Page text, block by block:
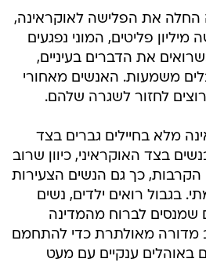
החלה את הפלישה לאוקראינה,
פליטים, המוני נפגעים
את הדברים בעיניים,
משמעות. האנשים מאחורי
לחזור לשגרה שלהם.
מלא בחיילים גברים בצד
בצד האוקראיני, כיוון שרוב
הקרבות, כך גם הנשים הצעירות
בגבול רואים ילדים, נשים
שמנסים לברוח מהמדינה
מדורה מאולתרת כדי להתחמם
באוהלים ענקיים עם מעט